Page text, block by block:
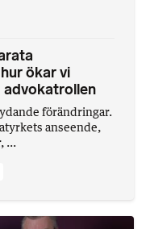
ökar vi
advokatrollen
förändringar.
anseende,
...